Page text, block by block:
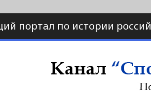
портал по истории
страна.ру
по истории спорта